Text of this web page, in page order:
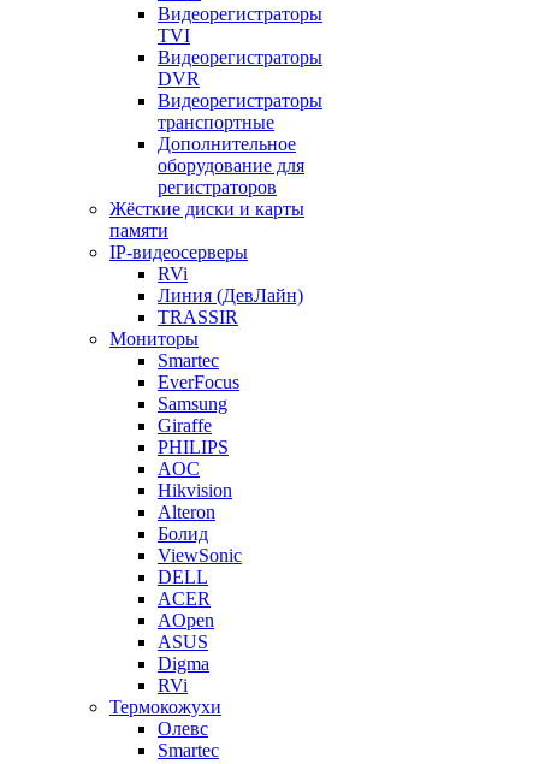
Видеорегистраторы
TVI
Видеорегистраторы
DVR
Видеорегистраторы
транспортные
Дополнительное
оборудование для
регистраторов
Жёсткие диски и карты
памяти
IP-видеосерверы
RVi
Линия (ДевЛайн)
TRASSIR
Мониторы
Smartec
EverFocus
Samsung
Giraffe
PHILIPS
AOC
Hikvision
Alteron
Болид
ViewSonic
DELL
ACER
AOpen
ASUS
Digma
RVi
Термокожухи
Олевс
Smartec